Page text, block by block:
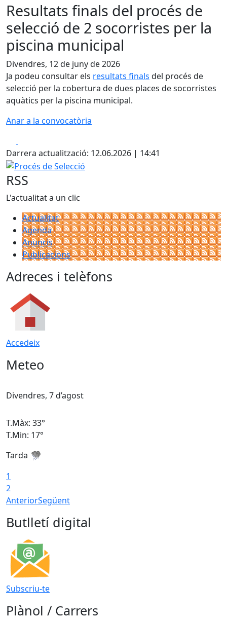
Resultats finals del procés de
selecció de 2 socorristes per la
piscina municipal
Divendres, 12 de juny de 2026
Ja podeu consultar els resultats finals del procés de
selecció per la cobertura de dues places de socorristes
aquàtics per la piscina municipal.
Anar a la convocatòria
Darrera actualització: 12.06.2026 | 14:41
Procés de Selecció
RSS
L'actualitat a un clic
Actualitat
Agenda
Anuncis
Publicacions
Adreces i telèfons
Accedeix
Meteo
Divendres, 7 d’agost
T.Màx: 33°
T.Min: 17°
Tarda
1
2
AnteriorSegüent
Butlletí digital
Subscriu-te
Plànol / Carrers